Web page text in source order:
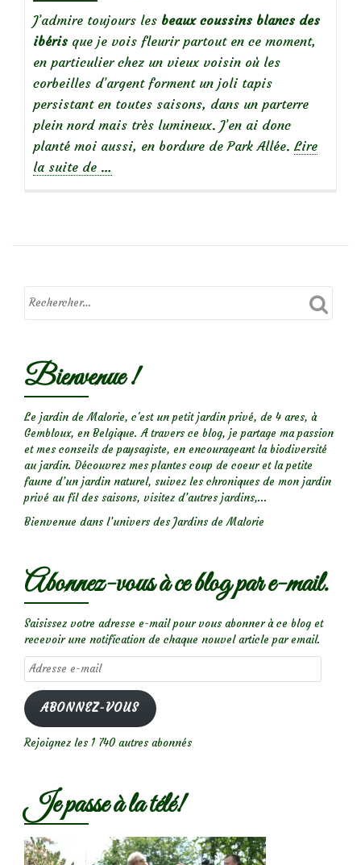
J’admire toujours les beaux coussins blancs des
ibéris que je vois fleurir partout en ce moment,
en particulier chez un vieux voisin où les
corbeilles d’argent forment un joli tapis
persistant en toutes saisons, dans un parterre
plein nord mais très lumineux. J’en ai donc
planté moi aussi, en bordure de Park Allée. Lire
la suite de …
Bienvenue !
Le jardin de Malorie, c'est un petit jardin privé, de 4 ares, à
Gembloux, en Belgique. A travers ce blog, je partage ma passion
et mes conseils de paysagiste, en encourageant la biodiversité
au jardin. Découvrez mes plantes coup de coeur et la petite
faune d’un jardin naturel, suivez les chroniques de mon jardin
privé au fil des saisons, visitez d’autres jardins,...
Bienvenue dans l’univers des Jardins de Malorie
Abonnez-vous à ce blog par e-mail.
Saisissez votre adresse e-mail pour vous abonner à ce blog et
recevoir une notification de chaque nouvel article par email.
Adresse
e-
mail
ABONNEZ-VOUS
Rejoignez les 1 740 autres abonnés
Je passe à la télé!